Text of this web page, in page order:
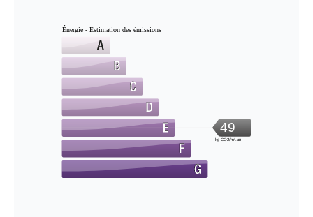
Énergie - Estimation des émissions
49
kg CO2/m².an